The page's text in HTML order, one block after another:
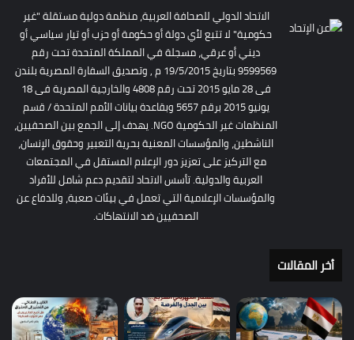
الاتحاد الدولي للصحافة العربية، منظمة دولية مستقلة "غير
حكومية" لا تتبع لأي دولة أو حكومة أو حزب أو تيار سياسي أو
ديني أو عرقي، مسجلة في المملكة المتحدة تحت رقم
9599569 بتاريخ 19/5/2015 م , وتصديق السفارة المصرية بلندن
فى 28 مايو 2015 تحت رقم 4808 والخارجية المصرية فى 18
يونيو 2015 برقم 5657 وبقاعدة بيانات الأمم المتحدة / قسم
المنظمات غير الحكومية NGO. يهدف إلى الجمع بين الصحفيين،
الناشطين، والمؤسسات المعنية بحرية التعبير وحقوق الإنسان،
مع التركيز على تعزيز دور الإعلام المستقل في المجتمعات
العربية والدولية. تأسس الاتحاد لتقديم دعم شامل للأفراد
والمؤسسات الإعلامية التي تعمل في بيئات صعبة، وللدفاع عن
الصحفيين ضد الانتهاكات.
أخر المقالات